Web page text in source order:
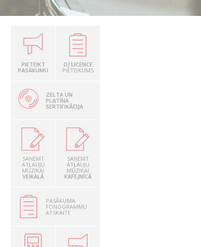
PIETEIKT
PASĀKUMU
DJ LICENCE
PIETEIKUMS
ZELTA UN
PLATĪNA
SERTIFIKĀCIJA
SAŅEMT
ATĻAUJU
MŪZIKAI
VEIKALĀ
SAŅEMT
ATĻAUJU
MŪZIKAI
KAFEJNĪCĀ
PASĀKUMA
FONOGRAMMU
ATSKAITE